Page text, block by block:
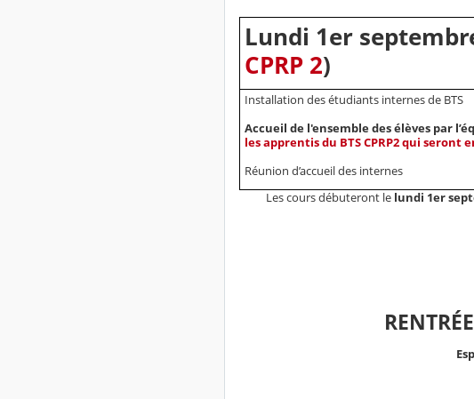
Lundi 1er
CPRP 2)
Installation des étudiants internes de BTS
Accueil de l'ensemble des élèves par
les apprentis du BTS CPRP2 qui seront
Réunion d’accueil des internes
Les cours débuteront le lundi 1er